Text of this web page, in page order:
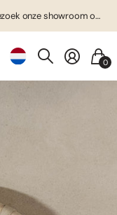
Bezoek onze showroom op afspraak!
0